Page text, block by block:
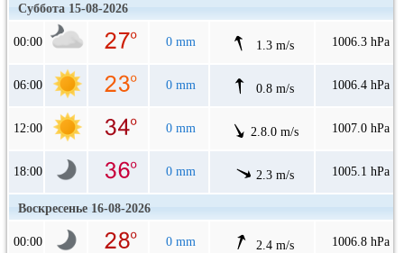
Суббота 15-08-2026
00:00 0 mm 1.3 m/s 1006.3 hPa
06:00 0 mm 0.8 m/s 1006.4 hPa
12:00 0 mm 2.8.0 m/s 1007.0 hPa
18:00 0 mm 2.3 m/s 1005.1 hPa
Воскресенье 16-08-2026
00:00 0 mm 2.4 m/s 1006.8 hPa